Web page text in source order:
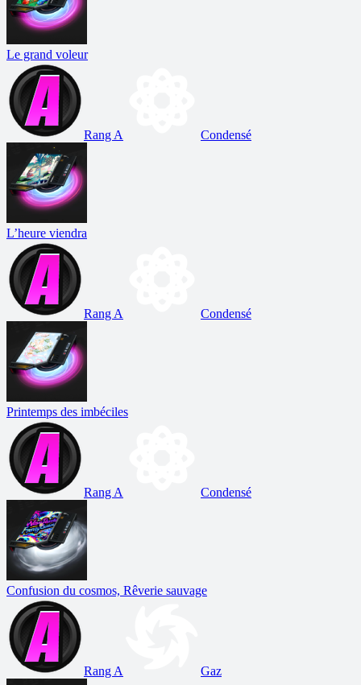
Le grand voleur
Rang A Condensé
L’heure viendra
Rang A Condensé
Printemps des imbéciles
Rang A Condensé
Confusion du cosmos, Rêverie sauvage
Rang A Gaz